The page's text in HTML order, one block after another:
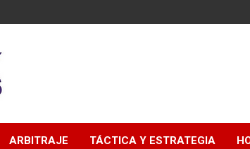
ARBITRAJE TÁCTICA Y ESTRATEGIA